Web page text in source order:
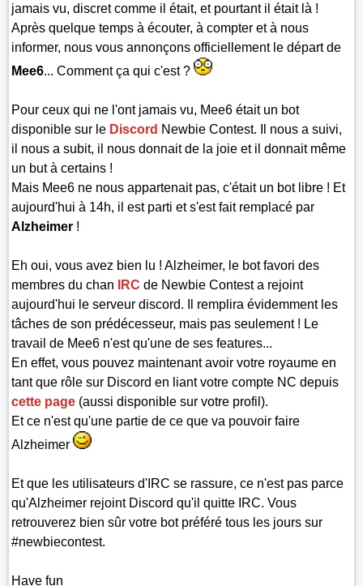
jamais vu, discret comme il était, et pourtant il était là !
Après quelque temps à écouter, à compter et à nous
informer, nous vous annonçons officiellement le départ de
Mee6... Comment ça qui c'est ?
Pour ceux qui ne l'ont jamais vu, Mee6 était un bot
disponible sur le Discord Newbie Contest. Il nous a suivi,
il nous a subit, il nous donnait de la joie et il donnait même
un but à certains !
Mais Mee6 ne nous appartenait pas, c'était un bot libre ! Et
aujourd'hui à 14h, il est parti et s'est fait remplacé par
Alzheimer !
Eh oui, vous avez bien lu ! Alzheimer, le bot favori des
membres du chan
IRC de Newbie Contest a rejoint
aujourd'hui le serveur discord. Il remplira évidemment les
tâches de son prédécesseur, mais pas seulement ! Le
travail de Mee6 n'est qu'une de ses features...
En effet, vous pouvez maintenant avoir votre royaume en
tant que rôle sur Discord en liant votre compte NC depuis
cette page (aussi disponible sur votre profil).
Et ce n'est qu'une partie de ce que va pouvoir faire
Alzheimer
Et que les utilisateurs d'IRC se rassure, ce n'est pas parce
qu'Alzheimer rejoint Discord qu'il quitte IRC. Vous
retrouverez bien sûr votre bot préféré tous les jours sur
#newbiecontest.
Have fun